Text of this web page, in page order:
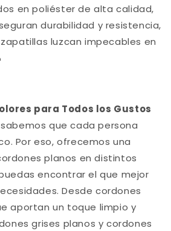
en poliéster de alta calidad,
durabilidad y resistencia,
luzcan impecables en
para Todos los Gustos
sabemos que cada persona
Por eso, ofrecemos una
planos en distintos
encontrar el que mejor
Desde cordones
aportan un toque limpio y
grises planos y cordones